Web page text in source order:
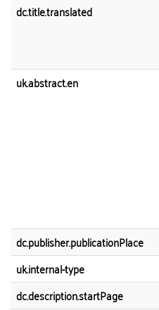
dc.title.translated
uk.abstract.en
dc.publisher.publicationPlace
uk.internal-type
dc.description.startPage